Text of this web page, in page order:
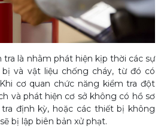
tra là nhằm phát hiện kịp thời các sự
và vật liệu chống cháy, từ đó có
cơ quan chức năng kiểm tra đột
và phát hiện cơ sở không có hồ sơ
định kỳ, hoặc các thiết bị không
bị lập biên bản xử phạt.